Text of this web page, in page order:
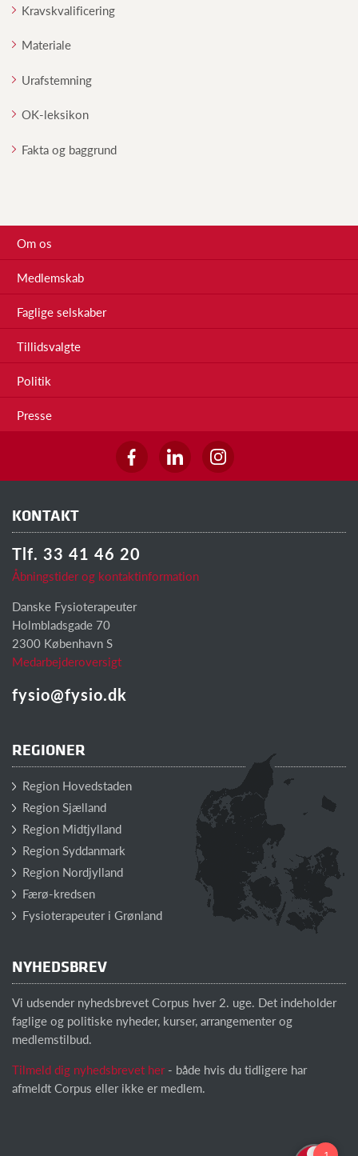
Kravskvalificering
Materiale
Urafstemning
OK-leksikon
Fakta og baggrund
Om os
Medlemskab
Faglige selskaber
Tillidsvalgte
Politik
Presse
KONTAKT
Tlf. 33 41 46 20
Åbningstider og kontaktinformation
Danske Fysioterapeuter
Holmbladsgade 70
2300 København S
Medarbejderoversigt
fysio@fysio.dk
REGIONER
Region Hovedstaden
Region Sjælland
Region Midtjylland
Region Syddanmark
Region Nordjylland
Færø-kredsen
Fysioterapeuter i Grønland
NYHEDSBREV
Vi udsender nyhedsbrevet Corpus hver 2. uge. Det indeholder
faglige og politiske nyheder, kurser, arrangementer og
medlemstilbud.
Tilmeld dig nyhedsbrevet her- både hvis du tidligere har
afmeldt Corpus eller ikke er medlem.